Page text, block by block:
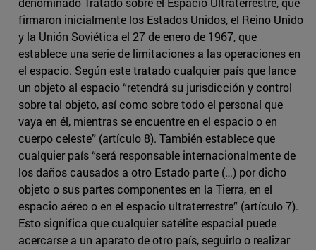
firmaron inicialmente los Estados Unidos, el Reino Unido
y la Unión Soviética el 27 de enero de 1967, que
establece una serie de limitaciones a las operaciones en
el espacio. Según este tratado cualquier país que lance
un objeto al espacio “retendrá su jurisdicción y control
sobre tal objeto, así como sobre todo el personal que
vaya en él, mientras se encuentre en el espacio o en
cuerpo celeste” (artículo 8). También establece que
cualquier país “será responsable internacionalmente de
los daños causados a otro Estado parte (…) por dicho
objeto o sus partes componentes en la Tierra, en el
espacio aéreo o en el espacio ultraterrestre” (artículo 7).
Esto significa que cualquier satélite espacial puede
acercarse a un aparato de otro país, seguirlo o realizar